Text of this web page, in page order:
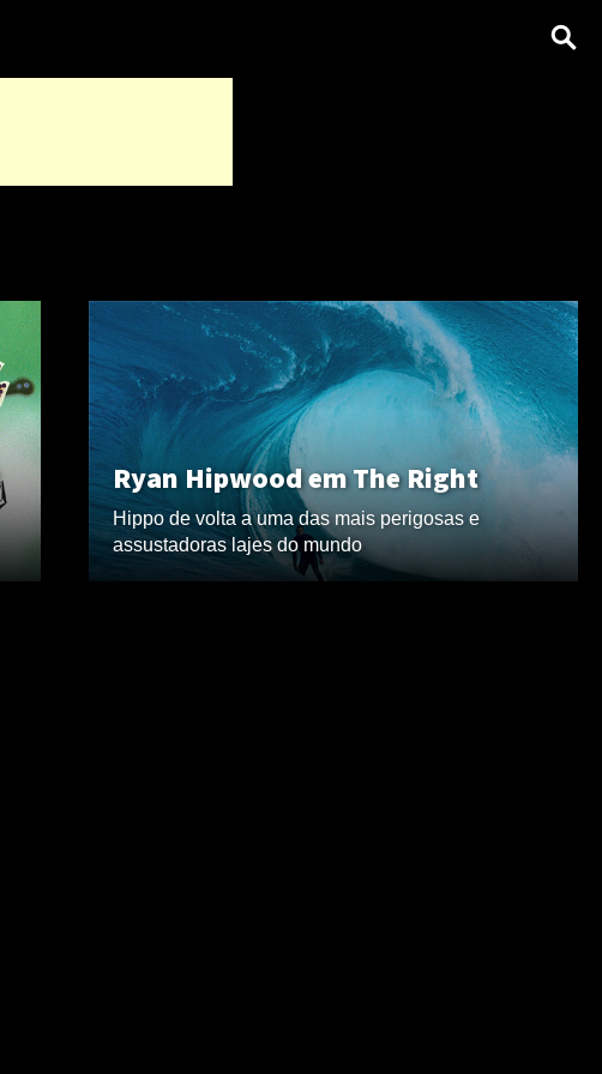
Ryan Hipwood em The Right
Hippo de volta a uma das mais perigosas e
assustadoras lajes do mundo